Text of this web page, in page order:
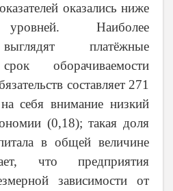
оказались ниже
уровней. Наиболее
платёжные
оборачиваемости
составляет 271
себя внимание низкий
(0,18); такая доля
в общей величине
что предприятия
зависимости от